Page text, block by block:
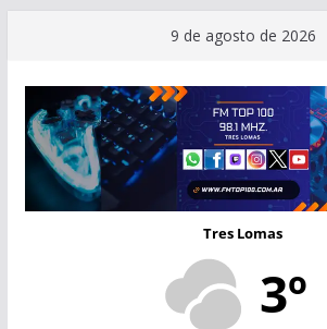
contenido
9 de agosto de 2026
Tres Lomas
3º